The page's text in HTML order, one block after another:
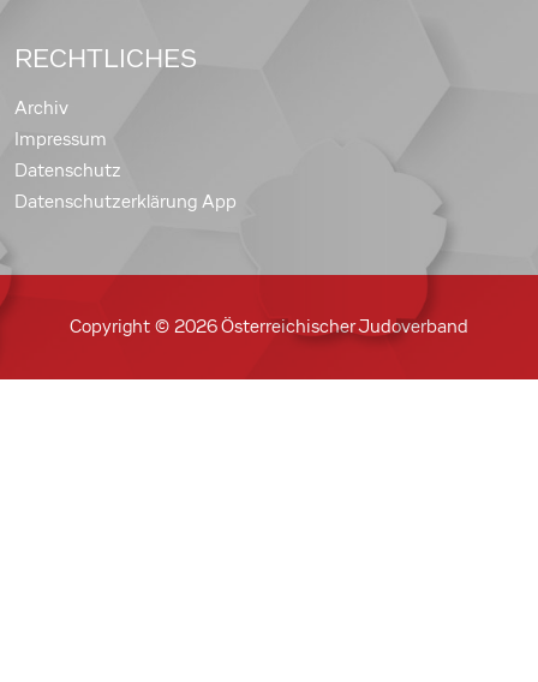
RECHTLICHES
Archiv
Impressum
Datenschutz
Datenschutzerklärung App
Copyright © 2026 Österreichischer Judoverband